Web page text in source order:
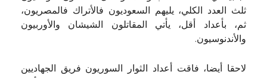
ثلث العدد الكلي، يليهم السعوديون فالأتراك فالمصريون،
ثم، بأعداد أقل، يأتي المقاتلون الشيشان والأوربيون
والأندنوسيون.
لاحقا أيضا، فاقت أعداد الثوار السوريون فريق الجهاديين